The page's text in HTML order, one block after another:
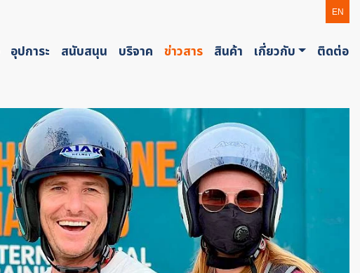
EN
อุปการะ สนับสนุน บริจาค ข่าวสาร สินค้า เกี่ยวกับ ติดต่อ